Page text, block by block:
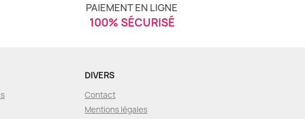
PAIEMENT EN LIGNE
100% SÉCURISÉ
DIVERS
Contact
Mentions légales